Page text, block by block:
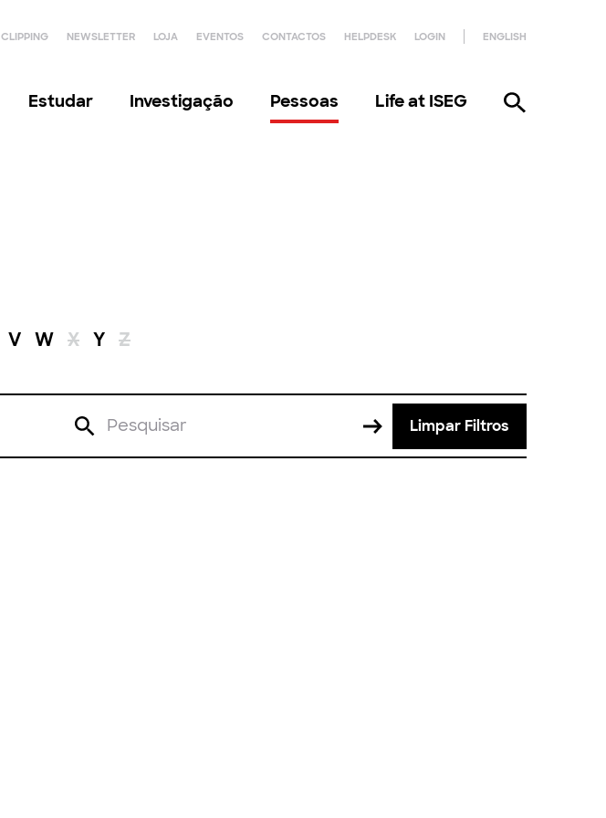
CLIPPING NEWSLETTER LOJA EVENTOS CONTACTOS HELPDESK LOGIN ENGLISH
Estudar Investigação Pessoas Life at ISEG
V W X Y Z
Limpar Filtros